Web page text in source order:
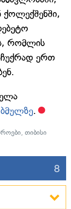
რომლის
ერთ
ბმულზე.
, თიბისი
8